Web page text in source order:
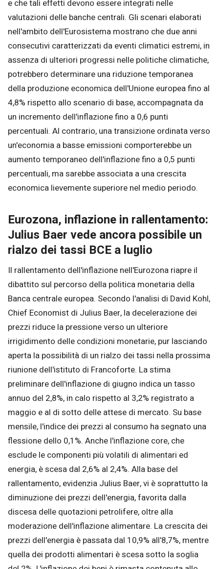
e che tali effetti devono essere integrati nelle
valutazioni delle banche centrali. Gli scenari elaborati
nell'ambito dell'Eurosistema mostrano che due anni
consecutivi caratterizzati da eventi climatici estremi, in
assenza di ulteriori progressi nelle politiche climatiche,
potrebbero determinare una riduzione temporanea
della produzione economica dell'Unione europea fino al
4,8% rispetto allo scenario di base, accompagnata da
un incremento dell'inflazione fino a 0,6 punti
percentuali. Al contrario, una transizione ordinata verso
un'economia a basse emissioni comporterebbe un
aumento temporaneo dell'inflazione fino a 0,5 punti
percentuali, ma sarebbe associata a una crescita
economica lievemente superiore nel medio periodo.
Eurozona, inflazione in rallentamento:
Julius Baer vede ancora possibile un
rialzo dei tassi BCE a luglio
Il rallentamento dell'inflazione nell'Eurozona riapre il
dibattito sul percorso della politica monetaria della
Banca centrale europea. Secondo l'analisi di David Kohl,
Chief Economist di Julius Baer, la decelerazione dei
prezzi riduce la pressione verso un ulteriore
irrigidimento delle condizioni monetarie, pur lasciando
aperta la possibilità di un rialzo dei tassi nella prossima
riunione dell'istituto di Francoforte. La stima
preliminare dell'inflazione di giugno indica un tasso
annuo del 2,8%, in calo rispetto al 3,2% registrato a
maggio e al di sotto delle attese di mercato. Su base
mensile, l'indice dei prezzi al consumo ha segnato una
flessione dello 0,1%. Anche l'inflazione core, che
esclude le componenti più volatili di alimentari ed
energia, è scesa dal 2,6% al 2,4%. Alla base del
rallentamento, evidenzia Julius Baer, vi è soprattutto la
diminuzione dei prezzi dell'energia, favorita dalla
discesa delle quotazioni petrolifere, oltre alla
moderazione dell'inflazione alimentare. La crescita dei
prezzi dell'energia è passata dal 10,9% all'8,7%, mentre
quella dei prodotti alimentari è scesa sotto la soglia